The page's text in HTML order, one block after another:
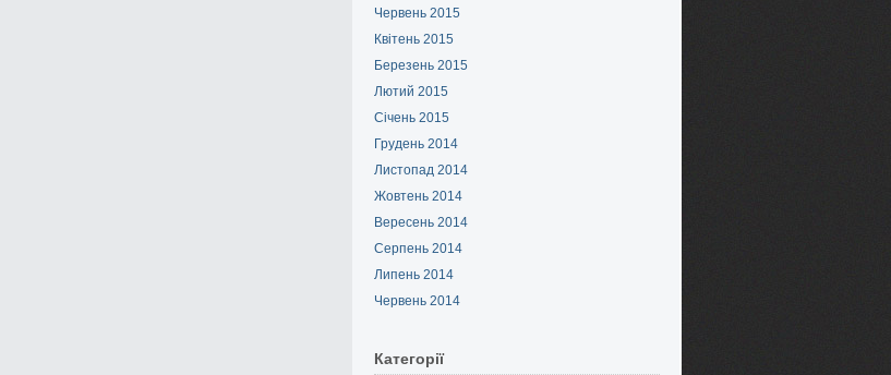
Червень 2015
Квітень 2015
Березень 2015
Лютий 2015
Січень 2015
Грудень 2014
Листопад 2014
Жовтень 2014
Вересень 2014
Серпень 2014
Липень 2014
Червень 2014
Категорії